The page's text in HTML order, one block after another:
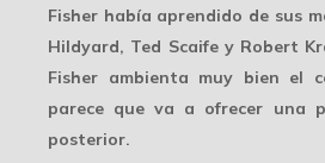
Fisher había aprendido de sus
Hildyard, Ted Scaife y Robert
Fisher ambienta muy bien el
parece que va a ofrecer una
posterior.